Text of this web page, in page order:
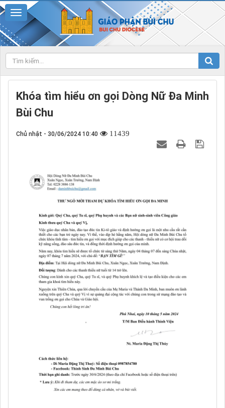
Khóa tìm hiểu ơn gọi Dòng Nữ Đa Minh
Bùi Chu
Chủ nhật - 30/06/2024 10:40 11439